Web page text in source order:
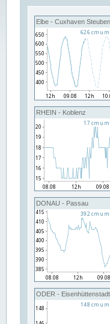
Elbe - Cuxhaven
RHEIN - Koblenz
DONAU - Passau
ODER - Eisenhüttenstadt